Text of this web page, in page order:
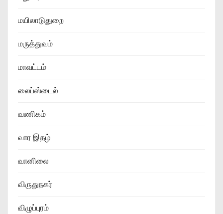
மயிலாடுதுறை
மருத்துவம்
மாவட்டம்
லைப்ஸ்டைல்
வணிகம்
வார இதழ்
வானிலை
விருதுநகர்
விழுப்புரம்